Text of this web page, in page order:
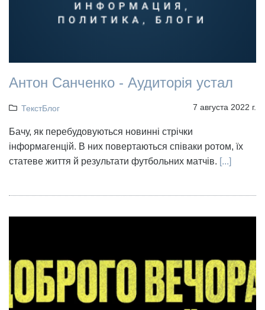
Антон Санченко - Аудиторія устал
ТекстБлог 7 августа 2022 г.
Бачу, як перебудовуються новинні стрічки
інформагенцій. В них повертаються співаки ротом, їх
статеве життя й результати футбольних матчів. [...]